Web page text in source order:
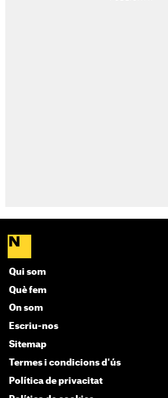
Qui som
Què fem
On som
Escriu-nos
Sitemap
Termes i condicions d'ús
Política de privacitat